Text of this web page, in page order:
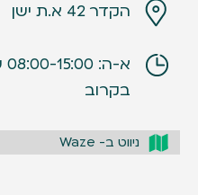
הקדר 42 א.ת ישן
בקרוב
ניווט ב- Waze